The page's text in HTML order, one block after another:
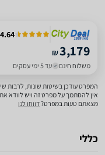
4.64
₪3,179
משלוח חינם עד 5 ימי עסקים
המפרט עודכן בשיטות שונות, לרבות
אין להסתמך על מפרט זה ויש לוודא
מצאתם טעות במפרט?דווחו לנו
כללי